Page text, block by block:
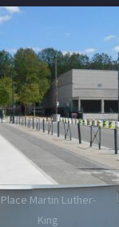
Place Martin Luther-
King